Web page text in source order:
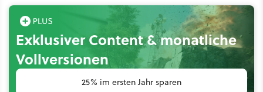
Exklusiver Content & monatliche
Vollversionen
25% im ersten Jahr sparen